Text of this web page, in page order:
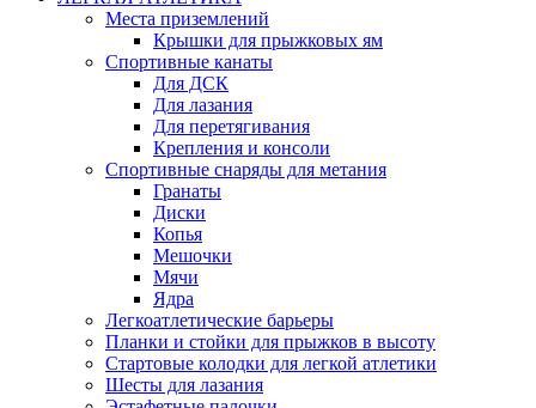
Места приземлений
Крышки для прыжковых ям
Спортивные канаты
Для ДСК
Для лазания
Для перетягивания
Крепления и консоли
Спортивные снаряды для метания
Гранаты
Диски
Копья
Мешочки
Мячи
Ядра
Легкоатлетические барьеры
Планки и стойки для прыжков в высоту
Стартовые колодки для легкой атлетики
Шесты для лазания